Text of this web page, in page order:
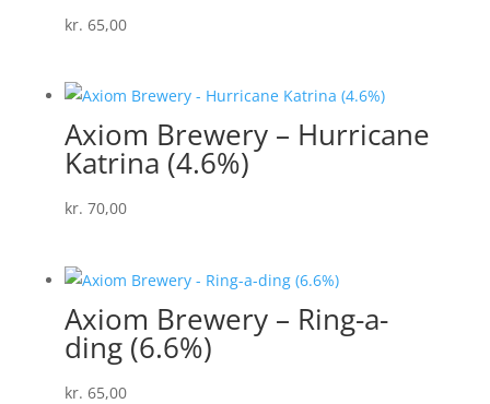
kr. 65,00
Axiom Brewery – Hurricane
Katrina (4.6%)
kr. 70,00
Axiom Brewery – Ring-a-
ding (6.6%)
kr. 65,00